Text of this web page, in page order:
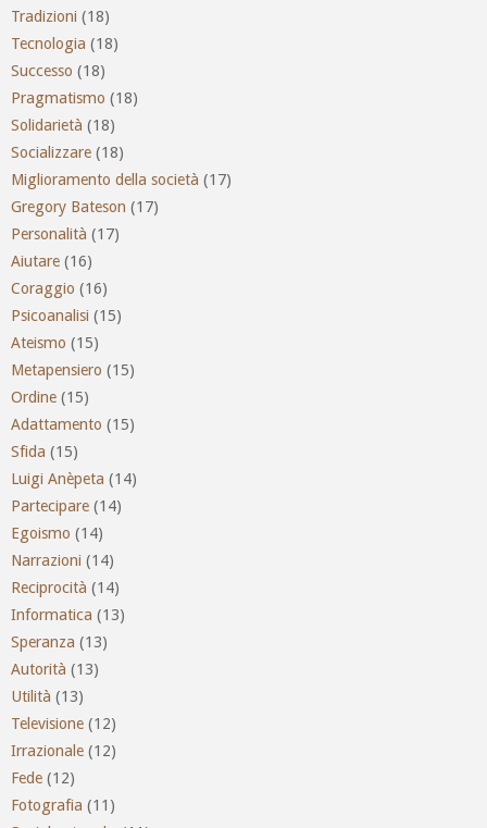
Tradizioni (18)
Tecnologia (18)
Successo (18)
Pragmatismo (18)
Solidarietà (18)
Socializzare (18)
Miglioramento della società (17)
Gregory Bateson (17)
Personalità (17)
Aiutare (16)
Coraggio (16)
Psicoanalisi (15)
Ateismo (15)
Metapensiero (15)
Ordine (15)
Adattamento (15)
Sfida (15)
Luigi Anèpeta (14)
Partecipare (14)
Egoismo (14)
Narrazioni (14)
Reciprocità (14)
Informatica (13)
Speranza (13)
Autorità (13)
Utilità (13)
Televisione (12)
Irrazionale (12)
Fede (12)
Fotografia (11)